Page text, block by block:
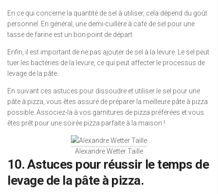
En ce qui concerne la quantité de sel à utiliser, cela dépend du goût
personnel. En général, une demi-cuillère à café de sel pour une
tasse de farine est un bon point de départ.
Enfin, il est important de ne pas ajouter de sel à la levure. Le sel peut
tuer les bactéries de la levure, ce qui peut affecter le processus de
levage de la pâte.
En suivant ces astuces pour dissoudre et utiliser le sel pour une
pâte à pizza, vous êtes assuré de préparer la meilleure pâte à pizza
possible. Associez-la à vos garnitures de pizza préférées et vous
êtes prêt pour une soirée pizza parfaite à la maison !
Alexandre Wetter Taille
10. Astuces pour réussir le temps de
levage de la pâte à pizza.